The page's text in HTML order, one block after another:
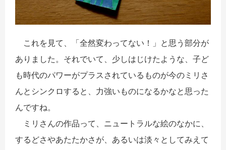
これを見て、「全然変わってない！」と思う部分が
ありました。それでいて、少しはじけたような、子ど
も時代のパワーがプラスされているものが今のミリさ
んとシンクロすると、力強いものになるかなと思った
んですね。
ミリさんの作品って、ニュートラルな絵のなかに、
するどさやあたたかさが、あるいは淡々としてみえて